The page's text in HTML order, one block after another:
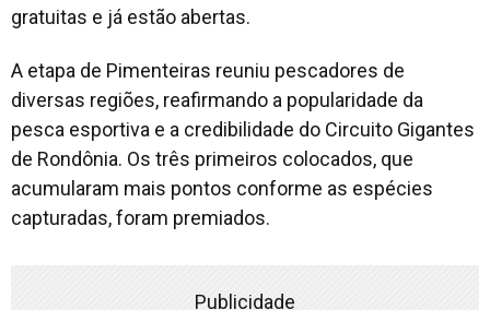
gratuitas e já estão abertas.
A etapa de Pimenteiras reuniu pescadores de
diversas regiões, reafirmando a popularidade da
pesca esportiva e a credibilidade do Circuito Gigantes
de Rondônia. Os três primeiros colocados, que
acumularam mais pontos conforme as espécies
capturadas, foram premiados.
Publicidade